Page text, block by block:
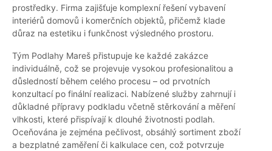
prostředky. Firma zajišťuje komplexní řešení vybavení
interiérů domovů i komerčních objektů, přičemž klade
důraz na estetiku i funkčnost výsledného prostoru.
Tým Podlahy Mareš přistupuje ke každé zakázce
individuálně, což se projevuje vysokou profesionalitou a
důsledností během celého procesu – od prvotních
konzultací po finální realizaci. Nabízené služby zahrnují i
důkladné přípravy podkladu včetně stěrkování a měření
vlhkosti, které přispívají k dlouhé životnosti podlah.
Oceňována je zejména pečlivost, obsáhlý sortiment zboží
a bezplatné zaměření či kalkulace cen, což potvrzuje